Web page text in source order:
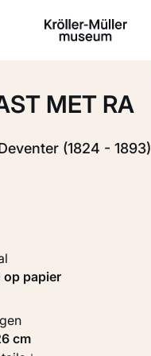
hoofdinhoud
MET RA
(1824 - 1893)
op papier
cm